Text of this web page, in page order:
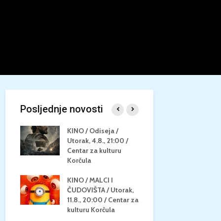
Posljednje novosti
KINO / Odiseja /
Utorak, 4.8., 21:00 /
Centar za kulturu
Korčula
KINO / MALCI I
ČUDOVIŠTA / Utorak,
11.8., 20:00 / Centar za
kulturu Korčula